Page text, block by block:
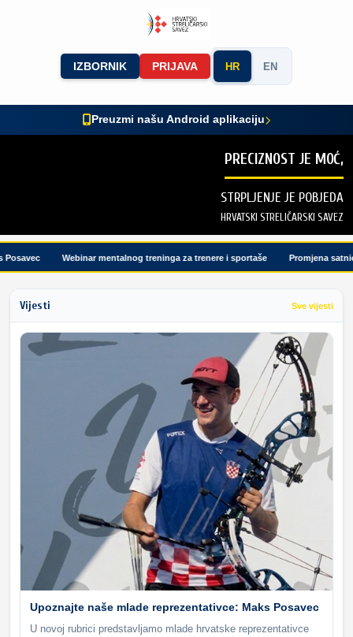
IZBORNIK PRIJAVA HR EN
Preuzmi našu Android aplikaciju
PRECIZNOST JE MOĆ,
STRPLJENJE JE POBJEDA
HRVATSKI STRELIČARSKI SAVEZ
Webinar mentalnog treninga za trenere i sportaše Promjena satnice
Vijesti Sve vijesti
Upoznajte naše mlade reprezentativce: Maks Posavec
U novoj rubrici predstavljamo mlade hrvatske reprezentativce